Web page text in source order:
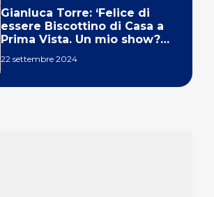
Gianluca Torre: ‘Felice di
essere Biscottino di Casa a
Prima Vista. Un mio show?
22 settembre 2024